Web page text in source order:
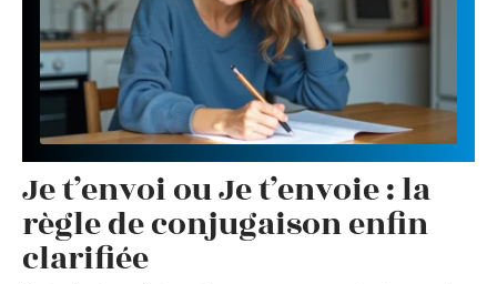
Je t’envoi ou Je t’envoie : la
règle de conjugaison enfin
clarifiée